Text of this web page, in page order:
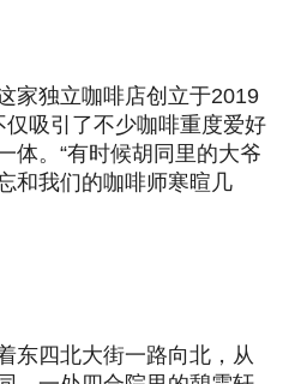
家独立咖啡店创立于2019
吸引了不少咖啡重度爱好
体。“有时候胡同里的大爷
和我们的咖啡师寒暄几
东四北大街一路向北，从